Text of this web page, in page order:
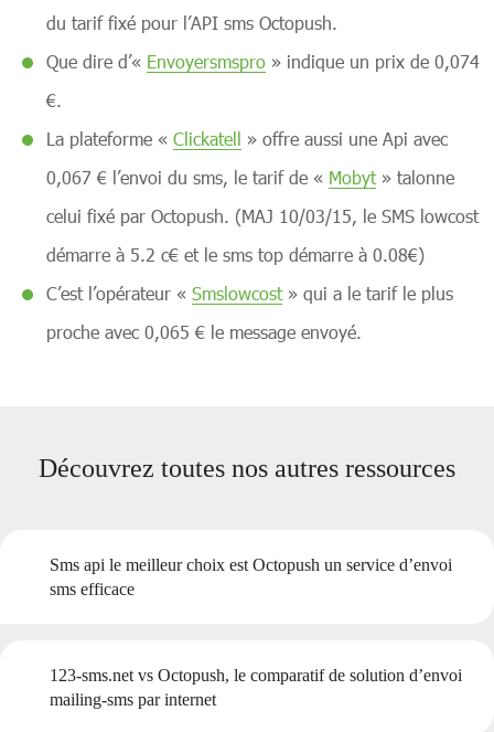
du tarif fixé pour l’API sms Octopush.
Que dire d’« Envoyersmspro » indique un prix de 0,074
€.
La plateforme « Clickatell » offre aussi une Api avec
0,067 € l’envoi du sms, le tarif de « Mobyt» talonne
celui fixé par Octopush. (MAJ 10/03/15, le SMS lowcost
démarre à 5.2 c€ et le sms top démarre à 0.08€)
C’est l’opérateur « Smslowcost» qui a le tarif le plus
proche avec 0,065 € le message envoyé.
Découvrez toutes nos autres ressources
Sms api le meilleur choix est Octopush un service d’envoi
sms efficace
123-sms.net vs Octopush, le comparatif de solution d’envoi
mailing-sms par internet